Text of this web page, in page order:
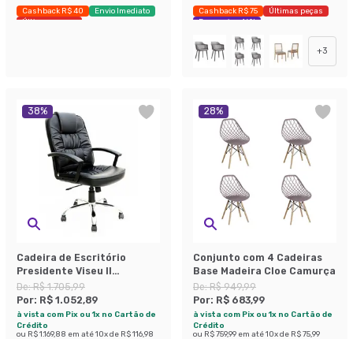
Cashback R$ 40
Envio Imediato
Últimas peças
Cashback R$ 75
Últimas peças
Economize 46%
+3
38%
Cadeira de Escritório
Presidente Viseu II
Estofada Preta
De:R$ 1.705,99
Por: R$ 1.052,89
à vista com Pix ou 1x no Cartão de
Crédito
ou R$ 1.169,88 em até10x de R$ 116,98
28%
Conjunto com 4 Cadeiras
Base Madeira Cloe Camurça
De:R$ 949,99
Por: R$ 683,99
à vista com Pix ou 1x no Cartão de
Crédito
ou R$ 759,99 em até10x de R$ 75,99